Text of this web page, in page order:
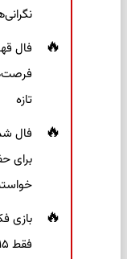
تازه
برای
بازی
فقط ۱۵ ثانیه برای پیداکردنش وقت دارید